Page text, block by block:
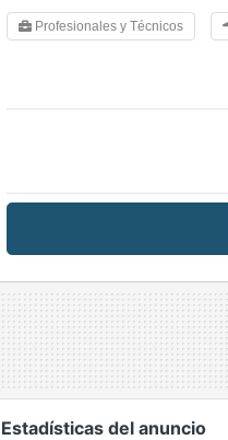
Profesionales y Técnicos
Estadísticas del anuncio